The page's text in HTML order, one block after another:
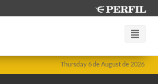
Thursday 6 de August de 2026